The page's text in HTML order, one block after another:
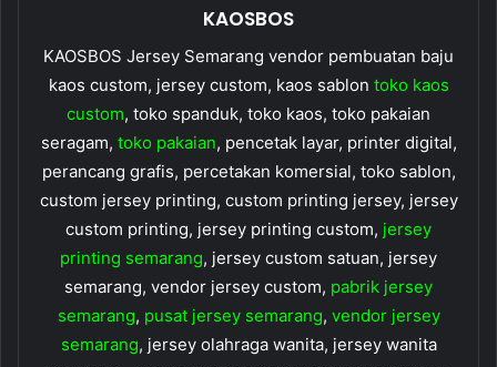
KAOSBOS
KAOSBOS Jersey Semarang vendor pembuatan baju
kaos custom, jersey custom, kaos sablon toko kaos
custom, toko spanduk, toko kaos, toko pakaian
seragam, toko pakaian, pencetak layar, printer digital,
perancang grafis, percetakan komersial, toko sablon,
custom jersey printing, custom printing jersey, jersey
custom printing, jersey printing custom, jersey
printing semarang, jersey custom satuan, jersey
semarang, vendor jersey custom, pabrik jersey
semarang, pusat jersey semarang, vendor jersey
semarang, jersey olahraga wanita, jersey wanita